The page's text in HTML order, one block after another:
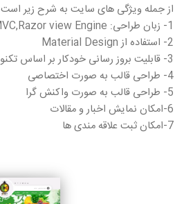
از جمله ویژگی های سایت به شرح زیر است
1- زبان طراحی: C# ASP.NET MVC,Razor view Engine
2- استفاده از Material Design
3- قابلیت بروز رسانی خودکار بر اساس تکنولوژی های جدید
4- طراحی قالب به صورت اختصاصی
5- طراحی قالب به صورت واکنش گرا
6-امکان نمایش اخبار و مقالات
7-امکان ثبت علاقه مندی ها